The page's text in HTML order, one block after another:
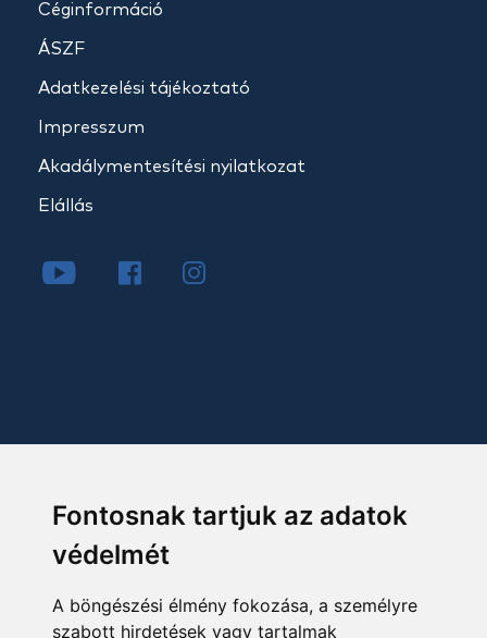
Fontosnak tartjuk az adatok
védelmét
A böngészési élmény fokozása, a személyre
szabott hirdetések vagy tartalmak
Céginformáció
ÁSZF
Adatkezelési tájékoztató
Impresszum
Akadálymentesítési nyilatkozat
Elállás